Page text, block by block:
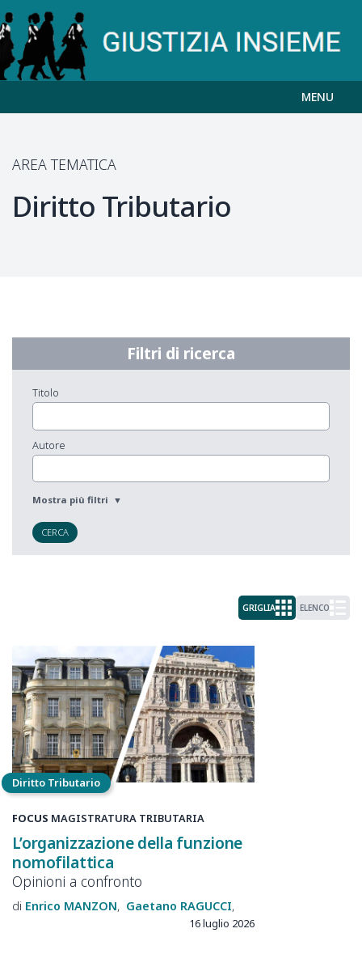
MENU
AREA TEMATICA
Diritto Tributario
Filtri di ricerca
Titolo
Autore
CERCA
GRIGLIA ELENCO
Diritto Tributario
FOCUS MAGISTRATURA TRIBUTARIA
L’organizzazione della funzione
nomofilattica
Opinioni a confronto
Enrico MANZON Gaetano RAGUCCI
16 luglio 2026